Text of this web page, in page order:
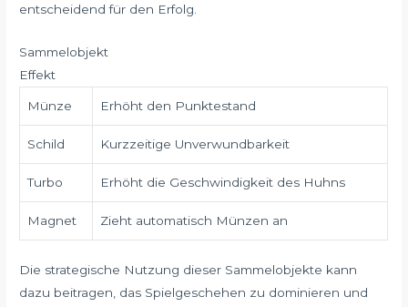
entscheidend für den Erfolg.
Sammelobjekt
Effekt
Münze Erhöht den Punktestand
Schild Kurzzeitige Unverwundbarkeit
Turbo Erhöht die Geschwindigkeit des Huhns
Magnet Zieht automatisch Münzen an
Die strategische Nutzung dieser Sammelobjekte kann
dazu beitragen, das Spielgeschehen zu dominieren und